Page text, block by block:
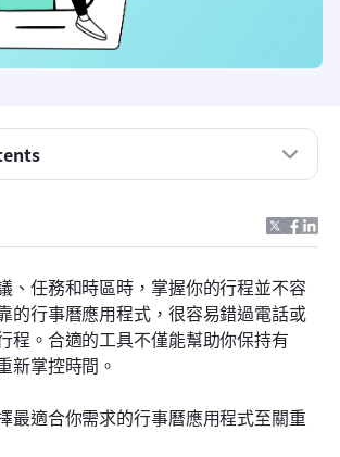
、任務和時區時，掌握你的行程並不容
的行事曆應用程式，很容易錯過電話或
程。合適的工具不僅能幫助你保持有
新掌控時間。
最適合你需求的行事曆應用程式至關重
的行事曆應用程式？
應用程式
式實務指南